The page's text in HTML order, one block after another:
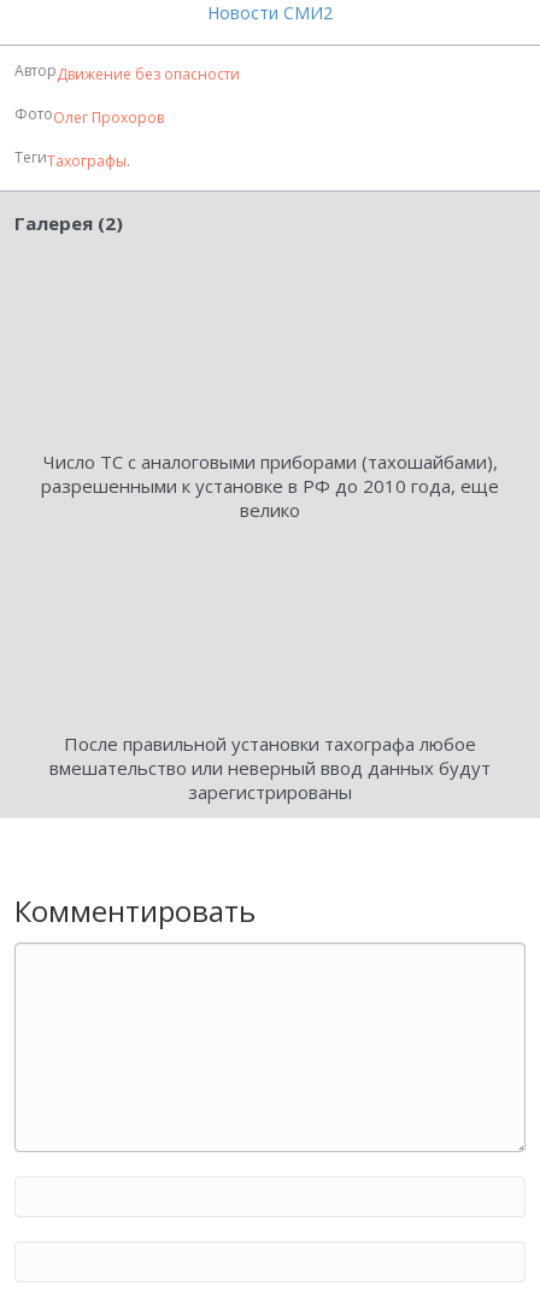
Новости СМИ2
АвторДвижение без опасности
ФотоОлег Прохоров
ТегиТахографы.
Галерея (2)
Число ТС с аналоговыми приборами (тахошайбами),
разрешенными к установке в РФ до 2010 года, еще
велико
После правильной установки тахографа любое
вмешательство или неверный ввод данных будут
зарегистрированы
Комментировать